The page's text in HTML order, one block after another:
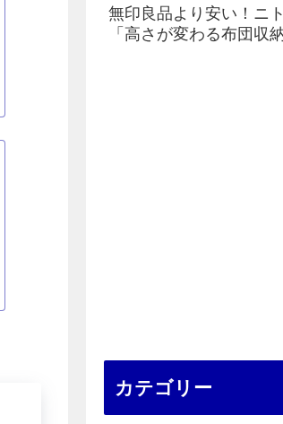
無印良品より安い！ニ
「高さが変わる布団収納
カテゴリー